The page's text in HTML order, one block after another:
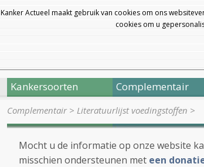
Kanker Actueel maakt gebruik van cookies om ons
cookies om u
Kankersoorten Complementair
Complementair> Literatuurlijst voedingstoffen >
Mocht u de informatie op onze website
misschien ondersteunen met een